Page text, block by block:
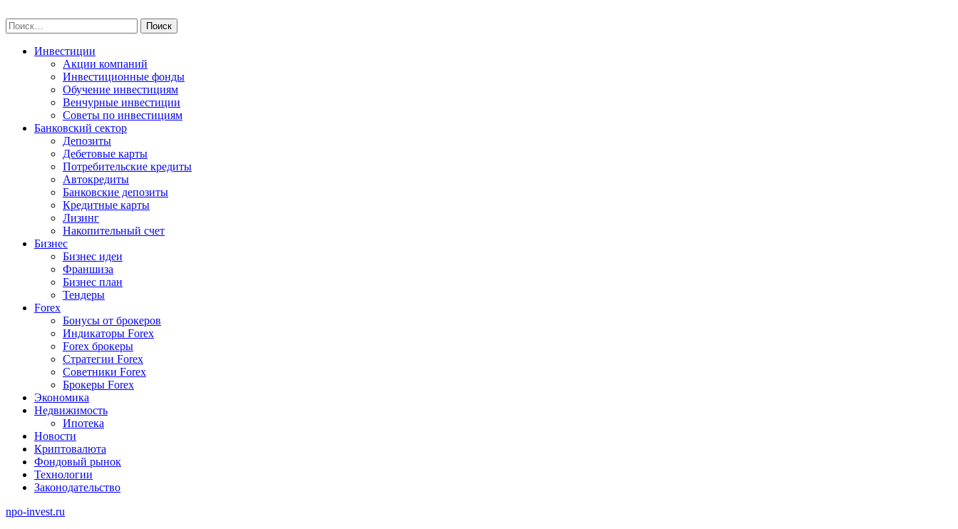
to
content
Найти:
Инвестиции
Акции компаний
Инвестиционные фонды
Обучение инвестициям
Венчурные инвестиции
Советы по инвестициям
Банковский сектор
Депозиты
Дебетовые карты
Потребительские кредиты
Автокредиты
Банковские депозиты
Кредитные карты
Лизинг
Накопительный счет
Бизнес
Бизнес идеи
Франшиза
Бизнес план
Тендеры
Forex
Бонусы от брокеров
Индикаторы Forex
Forex брокеры
Стратегии Forex
Советники Forex
Брокеры Forex
Экономика
Недвижимость
Ипотека
Новости
Криптовалюта
Фондовый рынок
Технологии
Законодательство
npo-invest.ru